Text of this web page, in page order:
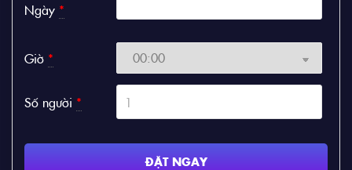
Ngày *
Giờ *
Số người *
ĐẶT NGAY